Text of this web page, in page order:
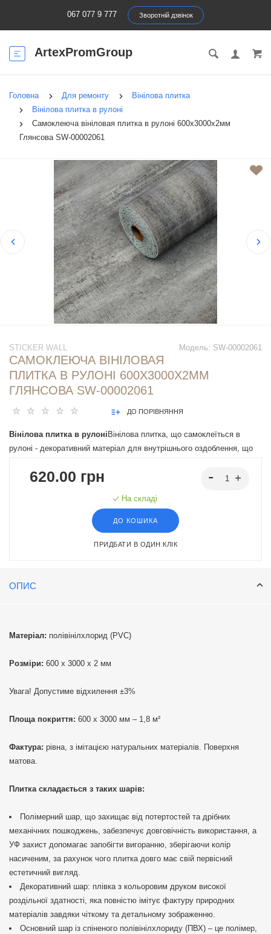
067 077 9 777 Зворотній дзвінок
ArtexPromGroup
Головна Для ремонту
Вінілова плитка
Вінілова плитка в рулоні
Самоклеюча вініловая плитка в рулоні 600х3000х2мм
Глянсова SW-00002061
Модель: SW-00002061
STICKER WALL
САМОКЛЕЮЧА ВІНІЛОВАЯ
ПЛИТКА В РУЛОНІ 600Х3000Х2ММ
ГЛЯНСОВА SW-00002061
ДО ПОРІВНЯННЯ
Вінілова плитка в рулоні Вінілова плитка, що самоклеїться в
рулоні - декоративний матеріал для внутрішнього оздоблення, що
імітують натуральні матеріали, підходять під різні інтер'єрні
620.00 грн
На складі
ДО КОШИКА
ПРИДБАТИ В ОДИН КЛІК
ОПИС
Матеріал: полівінілхлорид (PVC)
Розміри: 600 х 3000 х 2 мм
Увага! Допустиме відхилення ±3%
Площа покриття: 600 х 3000 мм – 1,8 м²
Фактура: рівна, з імітацією натуральних матеріалів. Поверхня
матова.
Плитка складається з таких шарів:
Полімерний шар, що захищає від потертостей та дрібних
механічних пошкоджень, забезпечує довговічність використання, а
УФ захист допомагає запобігти вигоранню, зберігаючи колір
насиченим, за рахунок чого плитка довго має свій первісний
естетичний вигляд.
Декоративний шар: плівка з кольоровим друком високої
роздільної здатності, яка повністю імітує фактуру природних
матеріалів завдяки чіткому та детальному зображенню.
Основний шар із спіненого полівінілхлориду (ПВХ) – це полімер,